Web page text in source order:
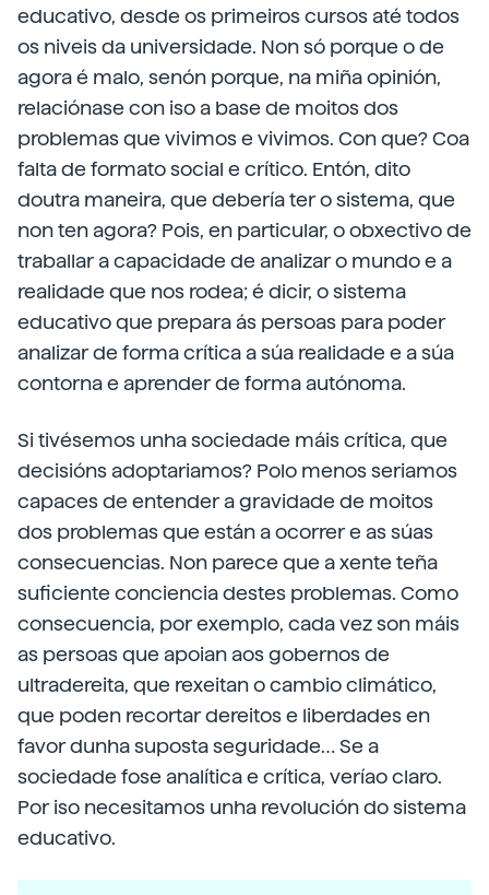
educativo, desde os primeiros cursos até todos
os niveis da universidade. Non só porque o de
agora é malo, senón porque, na miña opinión,
relaciónase con iso a base de moitos dos
problemas que vivimos e vivimos. Con que? Coa
falta de formato social e crítico. Entón, dito
doutra maneira, que debería ter o sistema, que
non ten agora? Pois, en particular, o obxectivo de
traballar a capacidade de analizar o mundo e a
realidade que nos rodea; é dicir, o sistema
educativo que prepara ás persoas para poder
analizar de forma crítica a súa realidade e a súa
contorna e aprender de forma autónoma.
Si tivésemos unha sociedade máis crítica, que
decisións adoptariamos? Polo menos seriamos
capaces de entender a gravidade de moitos
dos problemas que están a ocorrer e as súas
consecuencias. Non parece que a xente teña
suficiente conciencia destes problemas. Como
consecuencia, por exemplo, cada vez son máis
as persoas que apoian aos gobernos de
ultradereita, que rexeitan o cambio climático,
que poden recortar dereitos e liberdades en
favor dunha suposta seguridade… Se a
sociedade fose analítica e crítica, veríao claro.
Por iso necesitamos unha revolución do sistema
educativo.